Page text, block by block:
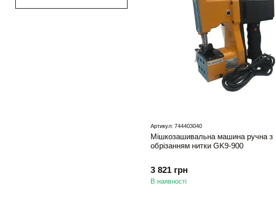
Артикул: 744403040
Мішкозашивальна машина ручна з
обрізанням нитки GK9-900
3 821 грн
В наявності